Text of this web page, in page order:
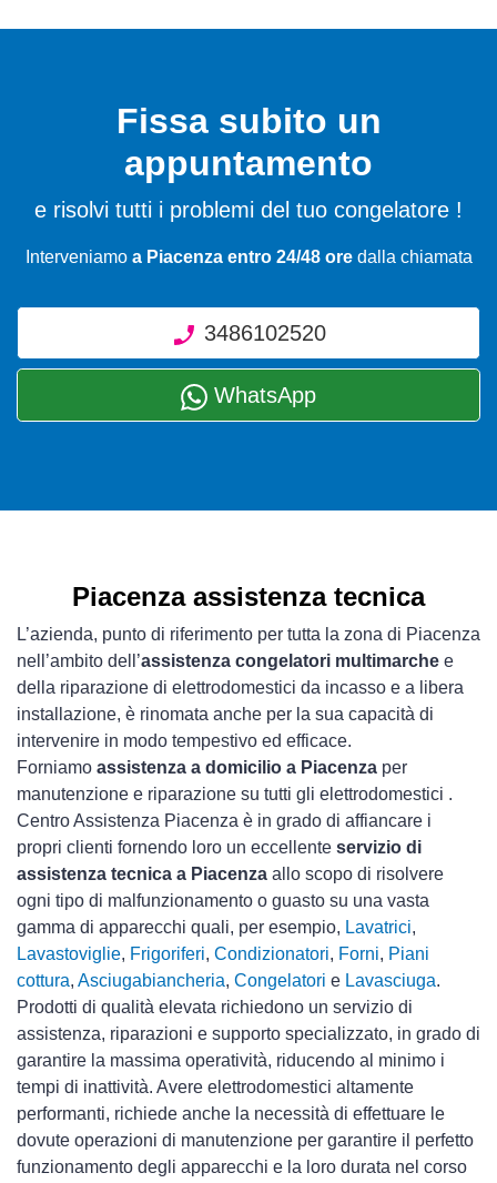
Fissa subito un
appuntamento
e risolvi tutti i problemi del tuo congelatore !
Interveniamo a Piacenza entro 24/48 oredalla chiamata
3486102520
WhatsApp
Piacenza assistenza tecnica
L’azienda, punto di riferimento per tutta la zona di Piacenza
nell’ambito dell’assistenza congelatori multimarche e
della riparazione di elettrodomestici da incasso e a libera
installazione, è rinomata anche per la sua capacità di
intervenire in modo tempestivo ed efficace.
Forniamo assistenza a domicilio a Piacenza per
manutenzione e riparazione su tutti gli elettrodomestici .
Centro Assistenza Piacenza è in grado di affiancare i
propri clienti fornendo loro un eccellente servizio di
assistenza tecnica a Piacenza allo scopo di risolvere
ogni tipo di malfunzionamento o guasto su una vasta
gamma di apparecchi quali, per esempio, Lavatrici,
Lavastoviglie, Frigoriferi, Condizionatori, Forni, Piani
cottura, Asciugabiancheria, Congelatori e Lavasciuga.
Prodotti di qualità elevata richiedono un servizio di
assistenza, riparazioni e supporto specializzato, in grado di
garantire la massima operatività, riducendo al minimo i
tempi di inattività. Avere elettrodomestici altamente
performanti, richiede anche la necessità di effettuare le
dovute operazioni di manutenzione per garantire il perfetto
funzionamento degli apparecchi e la loro durata nel corso